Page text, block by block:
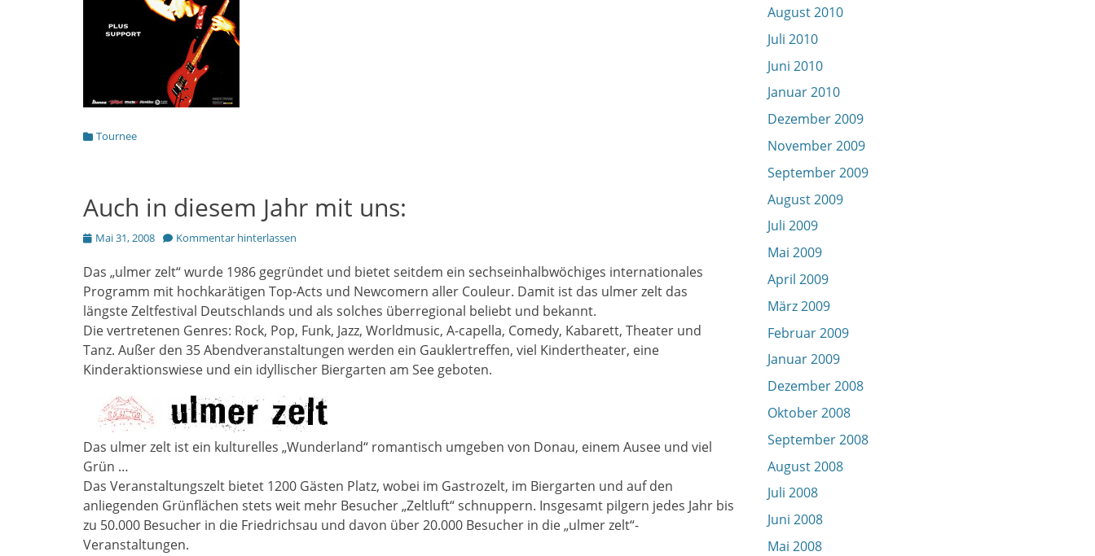
Kategorien
Tournee
Auch in diesem Jahr mit uns:
Posted
Mai 31, 2008 Kommentar hinterlassen
Das „ulmer zelt“ wurde 1986 gegründet und bietet seitdem ein sechseinhalbwöchiges internationales
Programm mit hochkarätigen Top-Acts und Newcomern aller Couleur. Damit ist das ulmer zelt das
längste Zeltfestival Deutschlands und als solches überregional beliebt und bekannt.
Die vertretenen Genres: Rock, Pop, Funk, Jazz, Worldmusic, A-capella, Comedy, Kabarett, Theater und
Tanz. Außer den 35 Abendveranstaltungen werden ein Gauklertreffen, viel Kindertheater, eine
Kinderaktionswiese und ein idyllischer Biergarten am See geboten.
Das ulmer zelt ist ein kulturelles „Wunderland“ romantisch umgeben von Donau, einem Ausee und viel
Grün …
Das Veranstaltungszelt bietet 1200 Gästen Platz, wobei im Gastrozelt, im Biergarten und auf den
anliegenden Grünflächen stets weit mehr Besucher „Zeltluft“ schnuppern. Insgesamt pilgern jedes Jahr bis
zu 50.000 Besucher in die Friedrichsau und davon über 20.000 Besucher in die „ulmer zelt“-
Veranstaltungen.
August 2010
Juli 2010
Juni 2010
Januar 2010
Dezember 2009
November 2009
September 2009
August 2009
Juli 2009
Mai 2009
April 2009
März 2009
Februar 2009
Januar 2009
Dezember 2008
Oktober 2008
September 2008
August 2008
Juli 2008
Juni 2008
Mai 2008